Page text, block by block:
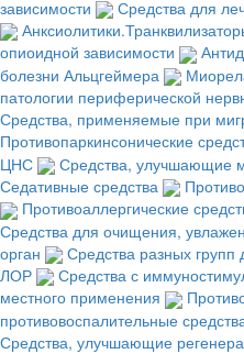
зависимости
Средства для
опиоидной зависимости
болезни Альцгеймера
патологии периферической
Средства, применяемые при
Противопаркинсонические
ЦНС
Средства, улучшающие
Седативные средства
Противоаллергические
Средства для очищения,
орган
Средства разных
ЛОР
Средства с
местного применения
противовоспалительные
Средства, улучшающие